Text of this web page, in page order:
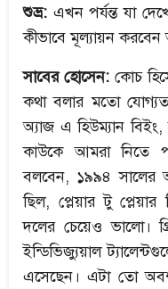
শুভ্র: এখন পর্যন্ত যা
কীভাবে মূল্যায়ন
সাবের হোসেন: কোচ
কথা বলার মতো
অ্যাজ এ হিউম্যান
কাউকে আমরা নিতে
বলবেন, ১৯৯৪ সালের
ছিল, প্লেয়ার টু
দলের চেয়েও ভালো।
ইন্ডিভিজ্যুয়াল
এসেছেন। এটা তো